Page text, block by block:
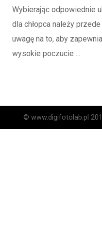
Wybierając odpowiednie
dla chłopca należy
uwagę na to, aby
wysokie poczucie ...
© www.digifotolab.pl